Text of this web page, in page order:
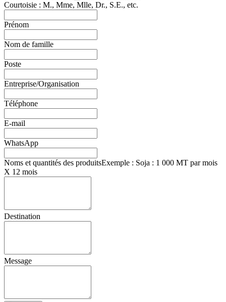
Courtoisie : M., Mme, Mlle, Dr., S.E., etc.
Prénom
Nom de famille
Poste
Entreprise/Organisation
Téléphone
E-mail
WhatsApp
Noms et quantités des produitsExemple : Soja : 1 000 MT par mois
X 12 mois
Destination
Message